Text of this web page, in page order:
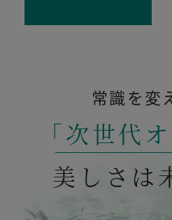
常識を変
「次世代
美しさは